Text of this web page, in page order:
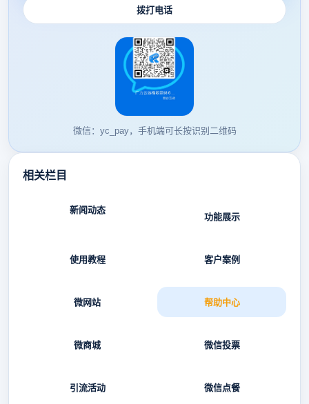
拨打电话
微信：yc_pay，手机端可长按识别二维码
相关栏目
新闻动态
功能展示
使用教程 客户案例
微网站 帮助中心
微商城 微信投票
引流活动 微信点餐